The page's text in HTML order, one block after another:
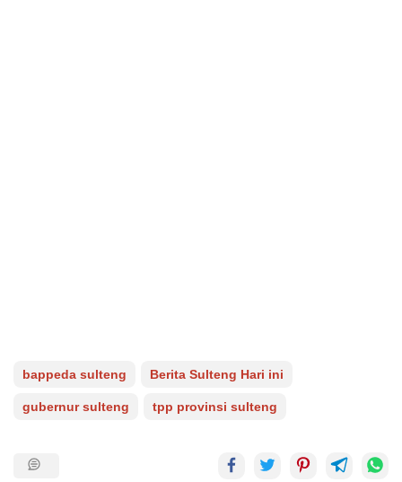
bappeda sulteng Berita Sulteng Hari ini
gubernur sulteng tpp provinsi sulteng